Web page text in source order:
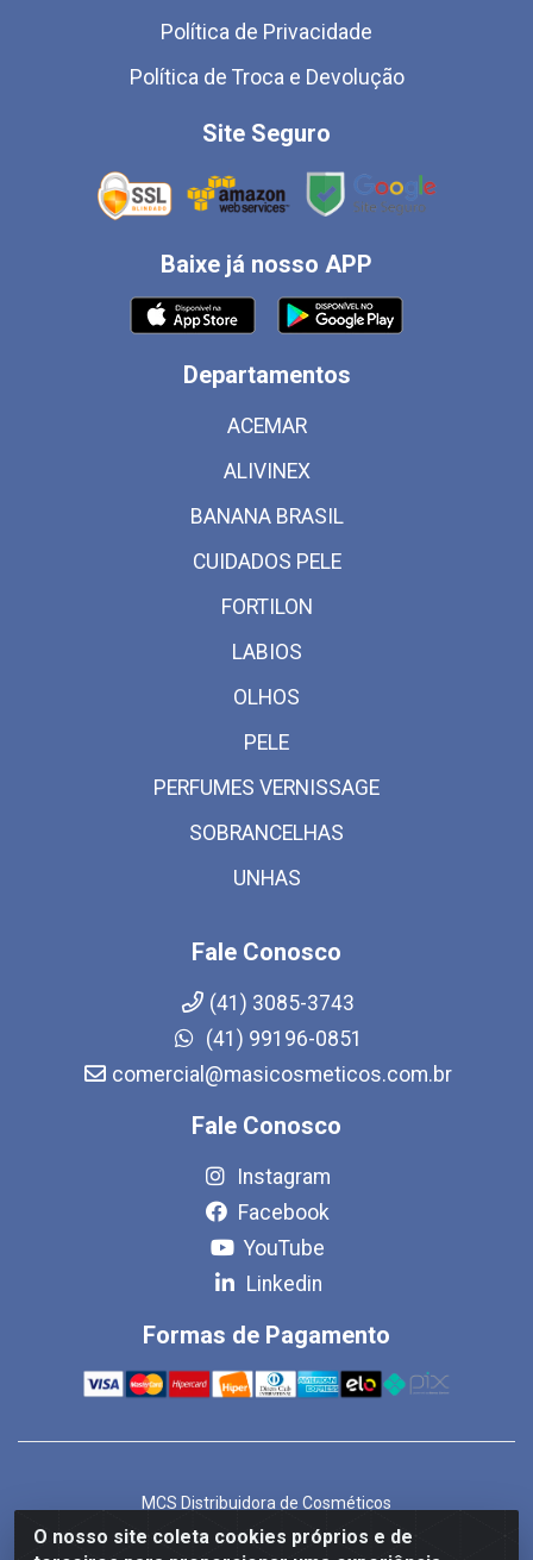
O nosso site coleta cookies próprios e de
Política de Privacidade
Política de Troca e Devolução
Site Seguro
Baixe já nosso APP
Departamentos
ACEMAR
ALIVINEX
BANANA BRASIL
CUIDADOS PELE
FORTILON
LABIOS
OLHOS
PELE
PERFUMES VERNISSAGE
SOBRANCELHAS
UNHAS
Fale Conosco
(41) 3085-3743
(41) 99196-0851
comercial@masicosmeticos.com.br
Fale Conosco
Instagram
Facebook
YouTube
Linkedin
Formas de Pagamento
MCS Distribuidora de Cosméticos
Rua Bom Jesus de Iguape, 1409 - Hauer, Curitiba/PR - CEP
81.610-040